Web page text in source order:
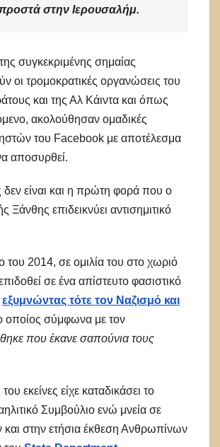
στην Ιερουσαλήμ.
συγκεκριμένης σημαίας
οι τρομοκρατικές οργανώσεις του
και της Αλ Κάιντα και όπως
ακολούθησαν ομαδικές
του Facebook με αποτέλεσμα
αποσυρθεί.
είναι και η πρώτη φορά που ο
Ξάνθης επιδεικνύει αντισημιτικό
του 2014, σε ομιλία του στο χωριό
σε ένα απίστευτο φασιστικό
εξυμνώντας τότε τον Ναζισμό και
οποίος σύμφωνα με τον
που έκανε σαπούνια τους
εκείνες είχε καταδικάσει το
Συμβούλιο ενώ μνεία σε
και στην ετήσια έκθεση Ανθρωπίνων